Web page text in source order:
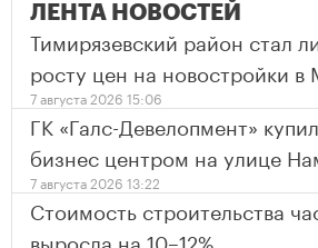
ЛЕНТА НОВОСТЕЙ
Тимирязевский район стал
росту цен на новостройки в
7 августа 2026 15:06
ГК «Галс-Девелопмент»
бизнес центром на улице
7 августа 2026 13:22
Стоимость строительства
выросла на 10–12%